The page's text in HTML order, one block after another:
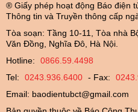
® Giấy phép hoạt động Báo điện
Thông tin và Truyền thông cấp
Tòa soạn: Tầng 10-11, Tòa nhà
Văn Đồng, Nghĩa Đô, Hà Nội.
Hotline:
0866.59.4498
Tel:
0243.936.6400 - Fax:
Email: baodientubct@gmail.com